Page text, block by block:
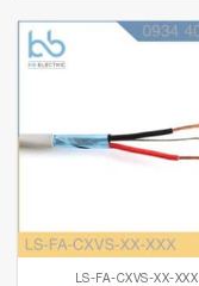
LS-FA-CXVS-XX-XXX